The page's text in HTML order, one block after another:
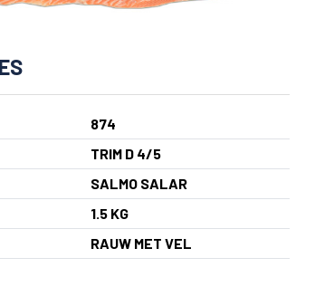
874
TRIM D 4/5
SALMO SALAR
1.5 KG
RAUW MET VEL